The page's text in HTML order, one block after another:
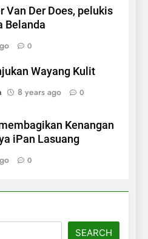
Van Der Does, pelukis
Belanda
0
Wayang Kulit
8 years ago 0
Kenangan
iPan Lasuang
0
SEARCH